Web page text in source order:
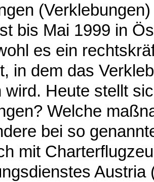
bis Mai 1999 in
es ein
in dem das
wird. Heute stellt
Welche
bei so
mit